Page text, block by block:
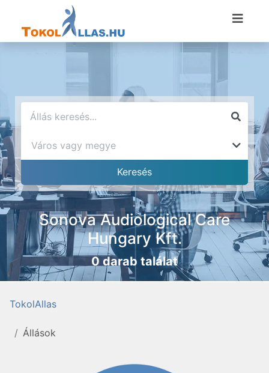
Sonova Audiological Care
Hungary Kft.
0 darab találat
TokolAllas
Állások